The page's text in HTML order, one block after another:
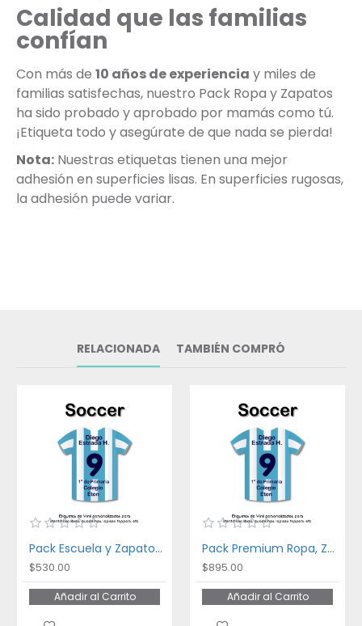
Calidad que las familias
confían
Con más de 10 años de experiencia y miles de
familias satisfechas, nuestro Pack Ropa y Zapatos
ha sido probado y aprobado por mamás como tú.
¡Etiqueta todo y asegúrate de que nada se pierda!
Nota: Nuestras etiquetas tienen una mejor
adhesión en superficies lisas. En superficies rugosas,
la adhesión puede variar.
RELACIONADA TAMBIÉN COMPRÓ
Pack Escuela y Zapatos Soccer
$530.00
Añadir al Carrito
Pack Premium Ropa, Zapatos y Escuela Soccer
$895.00
Añadir al Carrito